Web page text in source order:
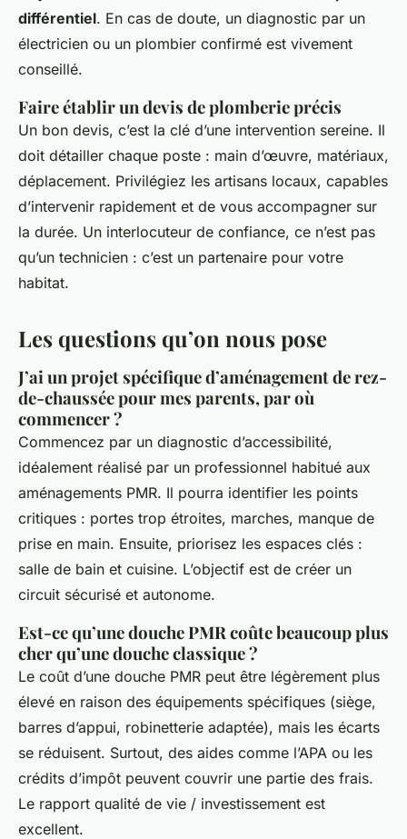
différentiel. En cas de doute, un diagnostic par un
électricien ou un plombier confirmé est vivement
conseillé.
Faire établir un devis de plomberie précis
Un bon devis, c’est la clé d’une intervention sereine. Il
doit détailler chaque poste : main d’œuvre, matériaux,
déplacement. Privilégiez les artisans locaux, capables
d’intervenir rapidement et de vous accompagner sur
la durée. Un interlocuteur de confiance, ce n’est pas
qu’un technicien : c’est un partenaire pour votre
habitat.
Les questions qu’on nous pose
J’ai un projet spécifique d’aménagement de rez-
de-chaussée pour mes parents, par où
commencer ?
Commencez par un diagnostic d’accessibilité,
idéalement réalisé par un professionnel habitué aux
aménagements PMR. Il pourra identifier les points
critiques : portes trop étroites, marches, manque de
prise en main. Ensuite, priorisez les espaces clés :
salle de bain et cuisine. L’objectif est de créer un
circuit sécurisé et autonome.
Est-ce qu’une douche PMR coûte beaucoup plus
cher qu’une douche classique ?
Le coût d’une douche PMR peut être légèrement plus
élevé en raison des équipements spécifiques (siège,
barres d’appui, robinetterie adaptée), mais les écarts
se réduisent. Surtout, des aides comme l’APA ou les
crédits d’impôt peuvent couvrir une partie des frais.
Le rapport qualité de vie / investissement est
excellent.